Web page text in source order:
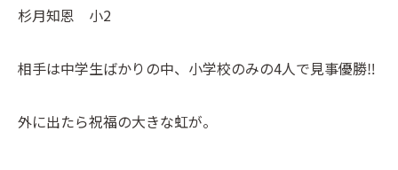
杉月知恩 小2
相手は中学生ばかりの中、小学校のみの4人で見事優勝‼️
外に出たら祝福の大きな虹が。